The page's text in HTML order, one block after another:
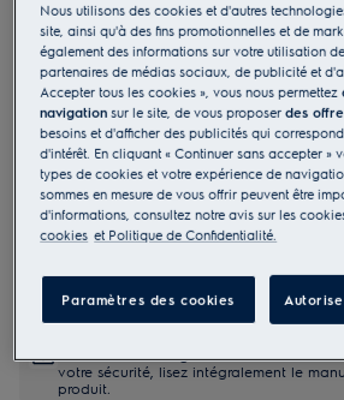
Bénéfices
Incroyablement silencieux, efficace et
Kit Animal
Technologie SmartMode. Régulation
d'aspiration
Veuillez consulter le manuel d'utilisation
conformes à la réglementation EU 2023-
votre sécurité, lisez intégralement le
produit.
Nous utilisons des cookies et d'autres
site, ainsi qu'à des fins promotionnelles et de
également des informations sur votre utilisation
partenaires de médias sociaux, de publicité et
Accepter tous les cookies », vous nous permettez
navigation sur le site, de vous proposerdes
besoins et d'afficher des publicités qui
d'intérêt. En cliquant « Continuer sans accepter »
types de cookies et votre expérience de
sommes en mesure de vous offrir peuvent être
d'informations, consultez notre avis sur les
cookies et Politique de Confidentialité.
Paramètres des cookies